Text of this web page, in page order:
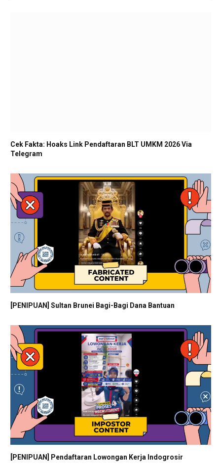
Cek Fakta: Hoaks Link Pendaftaran BLT UMKM 2026 Via
Telegram
[PENIPUAN] Sultan Brunei Bagi-Bagi Dana Bantuan
[PENIPUAN] Pendaftaran Lowongan Kerja Indogrosir